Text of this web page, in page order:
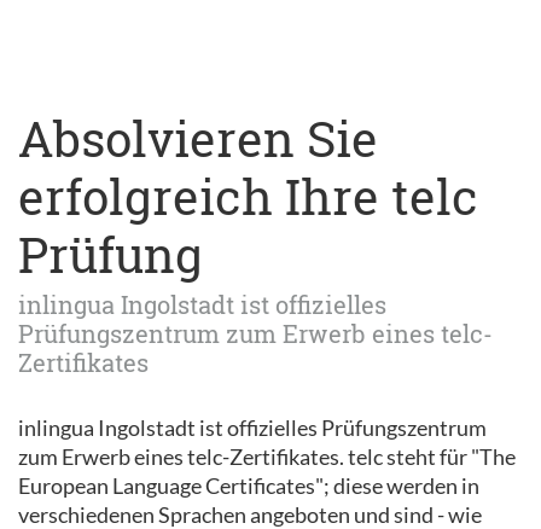
Absolvieren Sie
erfolgreich Ihre telc
Prüfung
inlingua Ingolstadt ist offizielles
Prüfungszentrum zum Erwerb eines telc-
Zertifikates
inlingua Ingolstadt ist offizielles Prüfungszentrum
zum Erwerb eines telc-Zertifikates. telc steht für "The
European Language Certificates"; diese werden in
verschiedenen Sprachen angeboten und sind - wie